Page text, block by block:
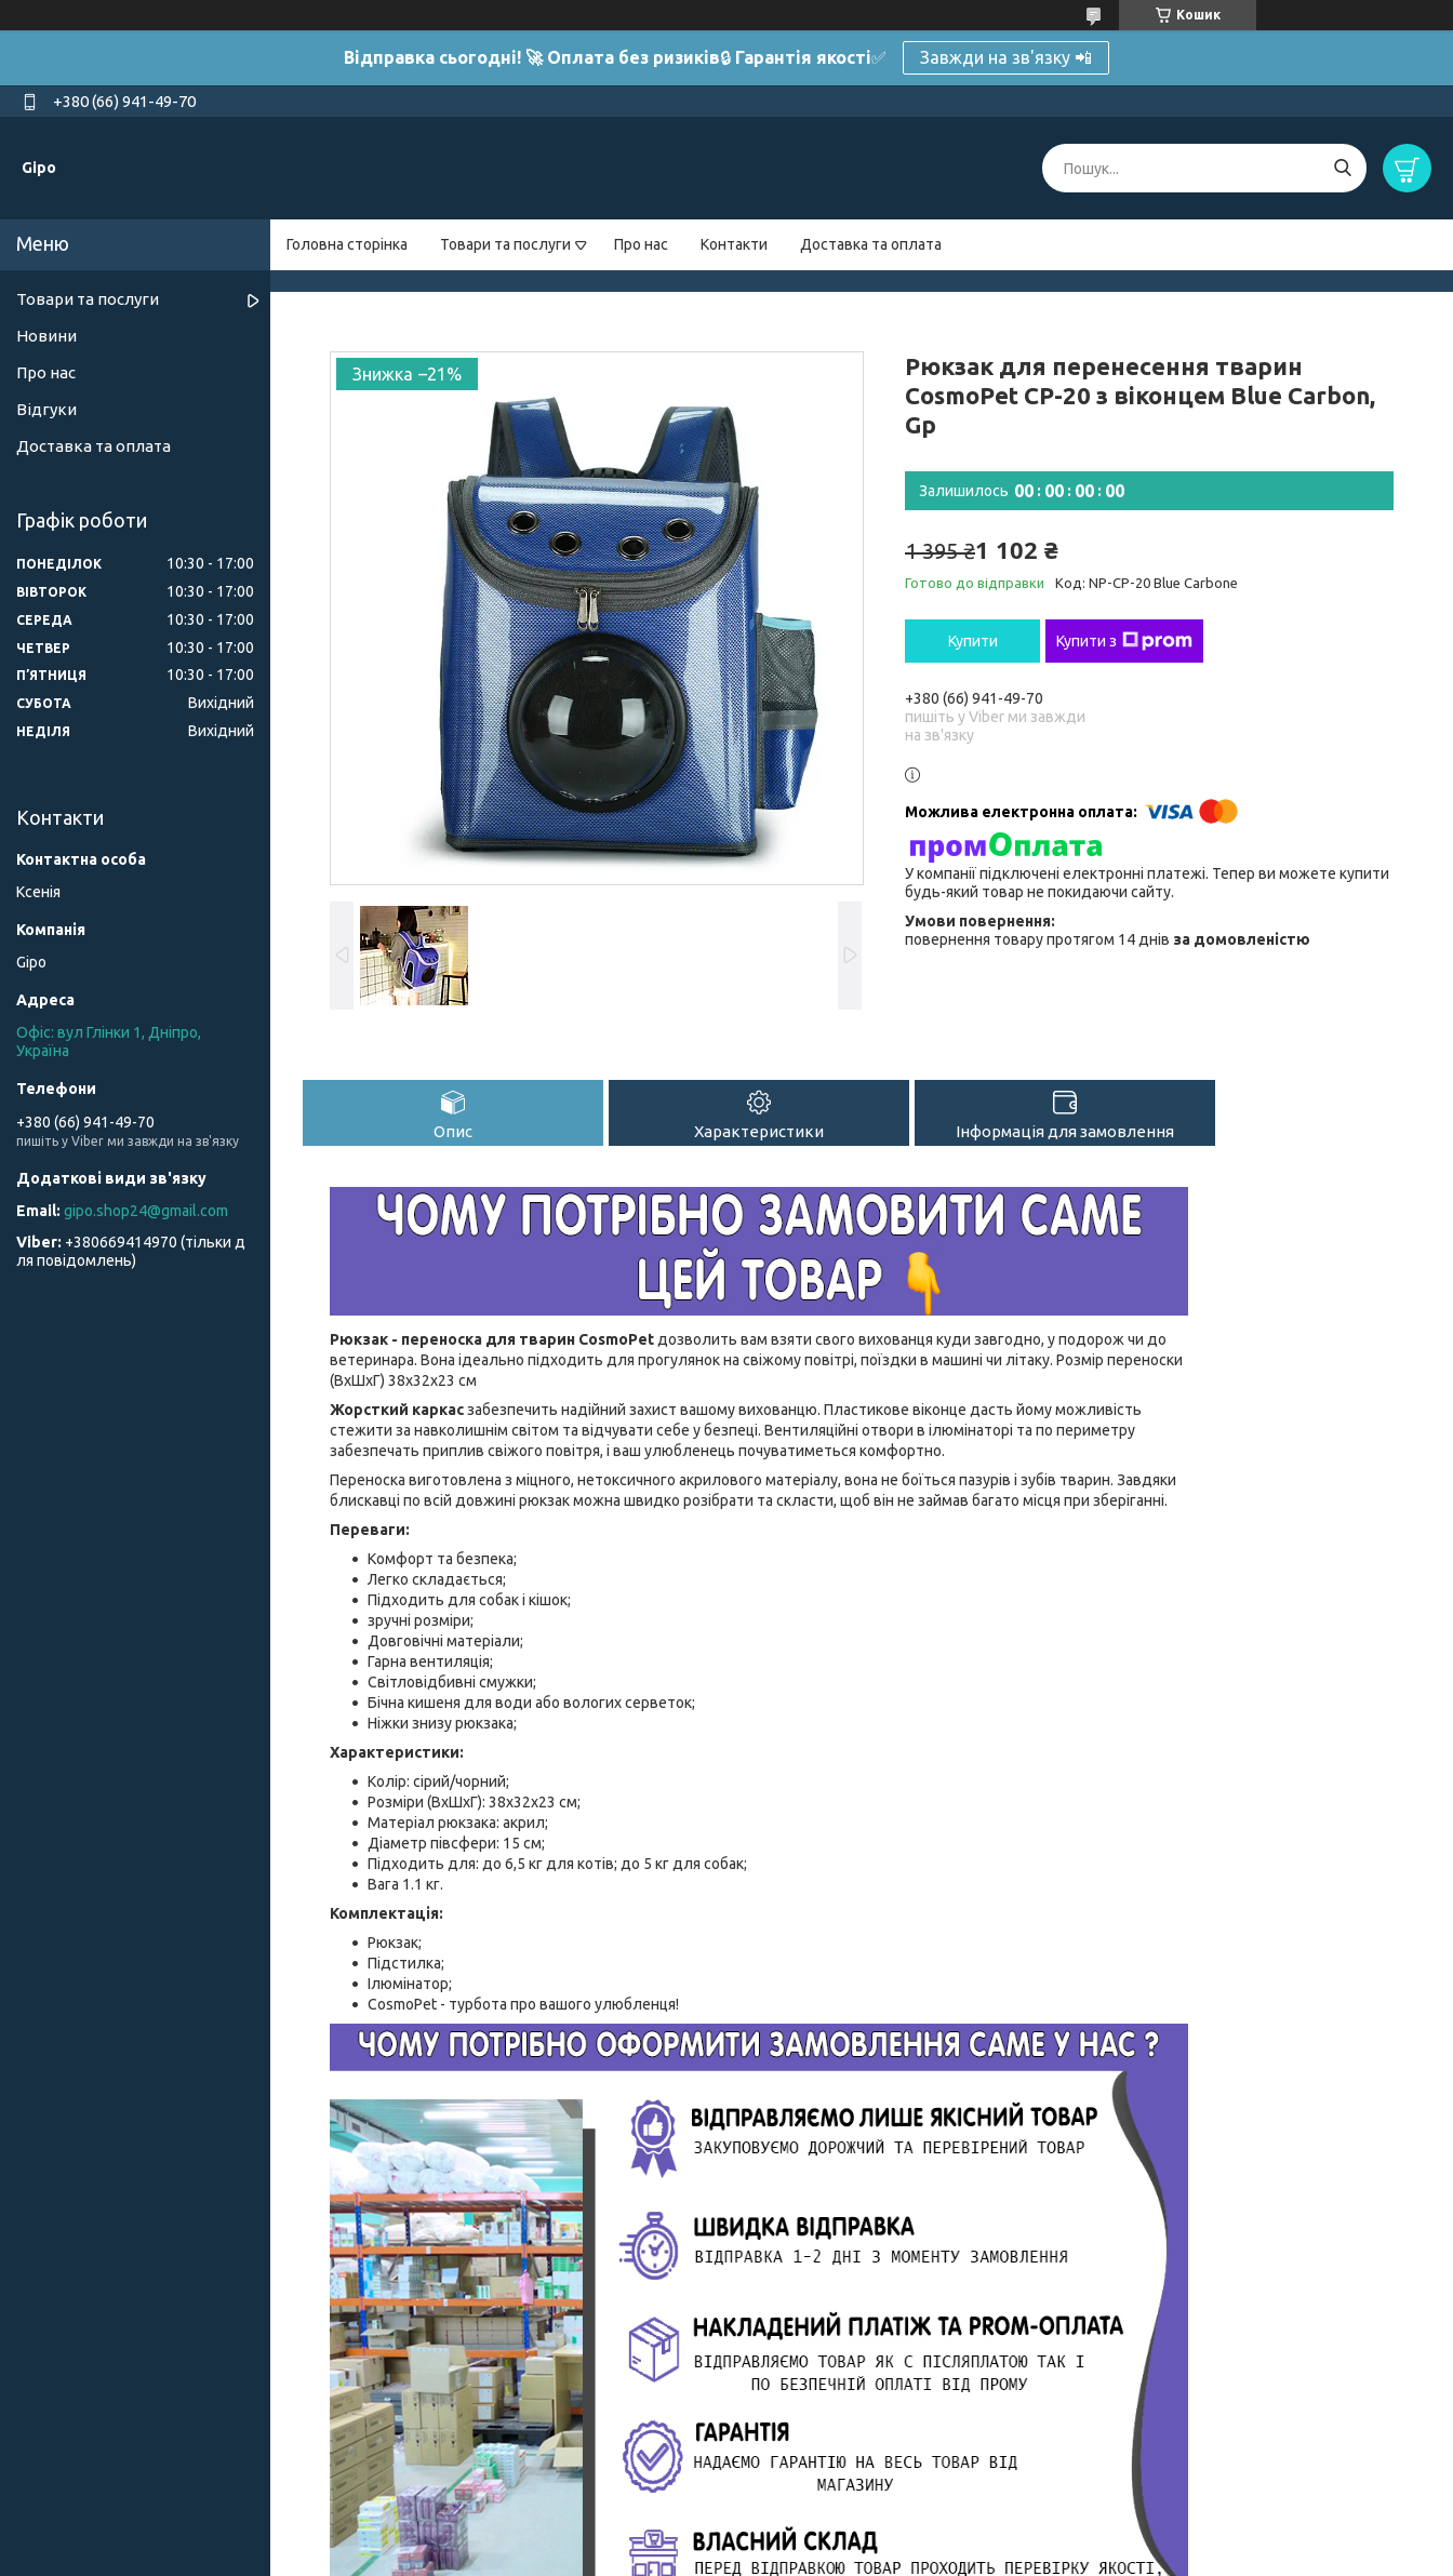
Кошик
Відправка сьогодні! 🚀 Оплата без ризиків🔒 Гарантія якості✅ Завжди на зв'язку 📲
+380 (66) 941-49-70
Gipo
Головна сторінка Товари та послуги Про нас Контакти Доставка та оплата
–21%
Рюкзак для перенесення тварин
CosmoPet CP-20 з віконцем Blue Carbon,
Gp
Залишилось 00 00 00 00
1 395 ₴1 102 ₴
Готово до відправки Код: NP-CP-20 Blue Carbone
Купити Купити з
+380 (66) 941-49-70
пишіть у Viber ми завжди
на зв'язку
У компанії підключені електронні платежі. Тепер ви можете купити
будь-який товар не покидаючи сайту.
повернення товару протягом 14 днів за домовленістю
Опис Характеристики Інформація для замовлення
Рюкзак - переноска для тварин CosmoPet дозволить вам взяти свого вихованця куди завгодно, у подорож чи до
ветеринара. Вона ідеально підходить для прогулянок на свіжому повітрі, поїздки в машині чи літаку. Розмір переноски
(ВхШхГ) 38x32x23 см
Жорсткий каркасзабезпечить надійний захист вашому вихованцю. Пластикове віконце дасть йому можливість
стежити за навколишнім світом та відчувати себе у безпеці. Вентиляційні отвори в ілюмінаторі та по периметру
забезпечать приплив свіжого повітря, і ваш улюбленець почуватиметься комфортно.
Переноска виготовлена з міцного, нетоксичного акрилового матеріалу, вона не боїться пазурів і зубів тварин. Завдяки
блискавці по всій довжині рюкзак можна швидко розібрати та скласти, щоб він не займав багато місця при зберіганні.
Переваги:
Комфорт та безпека;
Легко складається;
Підходить для собак і кішок;
зручні розміри;
Довговічні матеріали;
Гарна вентиляція;
Світловідбивні смужки;
Бічна кишеня для води або вологих серветок;
Ніжки знизу рюкзака;
Характеристики:
Колір: сірий/чорний;
Розміри (ВхШхГ): 38x32x23 см;
Матеріал рюкзака: акрил;
Діаметр півсфери: 15 см;
Підходить для: до 6,5 кг для котів; до 5 кг для собак;
Вага 1.1 кг.
Комплектація:
Рюкзак;
Підстилка;
Ілюмінатор;
CosmoPet - турбота про вашого улюбленця!
Товари та послуги
Новини
Про нас
Відгуки
Доставка та оплата
Графік роботи
ПОНЕДІЛОК 10:30 17:00
ВІВТОРОК 10:30 17:00
СЕРЕДА 10:30 17:00
ЧЕТВЕР 10:30 17:00
ПʼЯТНИЦЯ 10:30 17:00
СУБОТА Вихідний
НЕДІЛЯ Вихідний
Контакти
Ксенія
Gipo
Офіс: вул Глінки 1, Дніпро,
Україна
+380 (66) 941-49-70
пишіть у Viber ми завжди на зв'язку
gipo.shop24@gmail.com
+380669414970 (тільки д
ля повідомлень)